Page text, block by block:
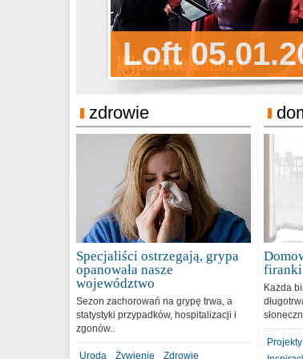
Loft
Sylwester
Sylwester
31.12.2018
zdrowie
Specjaliści ostrzegają, grypa
opanowała nasze
województwo
Sezon zachorowań na grypę trwa, a
statystyki przypadków, hospitalizacji i
zgonów..
Uroda Żywienie Zdrowie
firanki
Każda